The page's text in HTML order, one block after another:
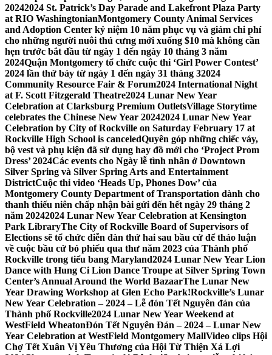
20242024 St. Patrick’s Day Parade and Lakefront Plaza Party
at RIO WashingtonianMontgomery County Animal Services
and Adoption Center kỷ niệm 10 năm phục vụ và giảm chi phí
cho những người nuôi thú cưng mới xuống $10 mà không cần
hẹn trước bắt đầu từ ngày 1 đến ngày 10 tháng 3 năm
2024Quận Montgomery tổ chức cuộc thi ‘Girl Power Contest’
2024 lần thứ bảy từ ngày 1 đến ngày 31 tháng 32024
Community Resource Fair & Forum2024 International Night
at F. Scott Fitzgerald Theatre2024 Lunar New Year
Celebration at Clarksburg Premium OutletsVillage Storytime
celebrates the Chinese New Year 20242024 Lunar New Year
Celebration by City of Rockville on Saturday February 17 at
Rockville High School is canceledQuyên góp những chiếc váy,
bộ vest và phụ kiện đã sử dụng hay đồ mới cho ‘Project Prom
Dress’ 2024Các events cho Ngày lễ tình nhân ở Downtown
Silver Spring và Silver Spring Arts and Entertainment
DistrictCuộc thi video ‘Heads Up, Phones Dow’ của
Montgomery County Department of Transportation dành cho
thanh thiếu niên chấp nhận bài gửi đến hết ngày 29 tháng 2
năm 20242024 Lunar New Year Celebration at Kensington
Park LibraryThe City of Rockville Board of Supervisors of
Elections sẽ tổ chức diễn đàn thứ hai sau bầu cử để thảo luận
về cuộc bầu cử bỏ phiếu qua thư năm 2023 của Thành phố
Rockville trong tiểu bang Maryland2024 Lunar New Year Lion
Dance with Hung Ci Lion Dance Troupe at Silver Spring Town
Center’s Annual Around the World BazaarThe Lunar New
Year Drawing Workshop at Glen Echo Park!Rockville’s Lunar
New Year Celebration – 2024 – Lễ đón Tết Nguyên đán của
Thành phố Rockville2024 Lunar New Year Weekend at
WestField WheatonĐón Tết Nguyên Đán – 2024 – Lunar New
Year Celebration at WestField Montgomery MallVideo clips Hội
Chợ Tết Xuân Vị Yêu Thương của Hội Từ Thiện Xá Lợi